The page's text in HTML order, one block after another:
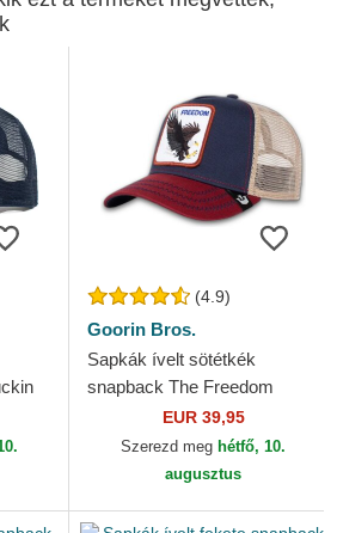
(4.9)
Goorin Bros.
Sapkák ívelt sötétkék
snapback The Freedom
Eagle The Farm Goorin Bros.
EUR 39,95
Szerezd meg hétfő, 10.
augusztus